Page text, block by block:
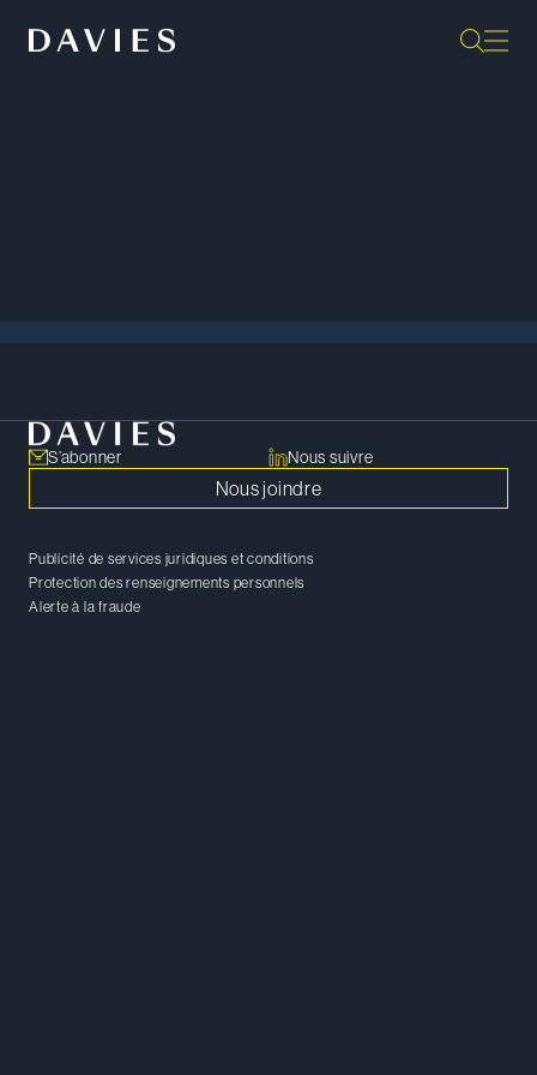
S’abonner Nous suivre
Nous joindre
Publicité de services juridiques et conditions
Protection des renseignements personnels
Alerte à la fraude